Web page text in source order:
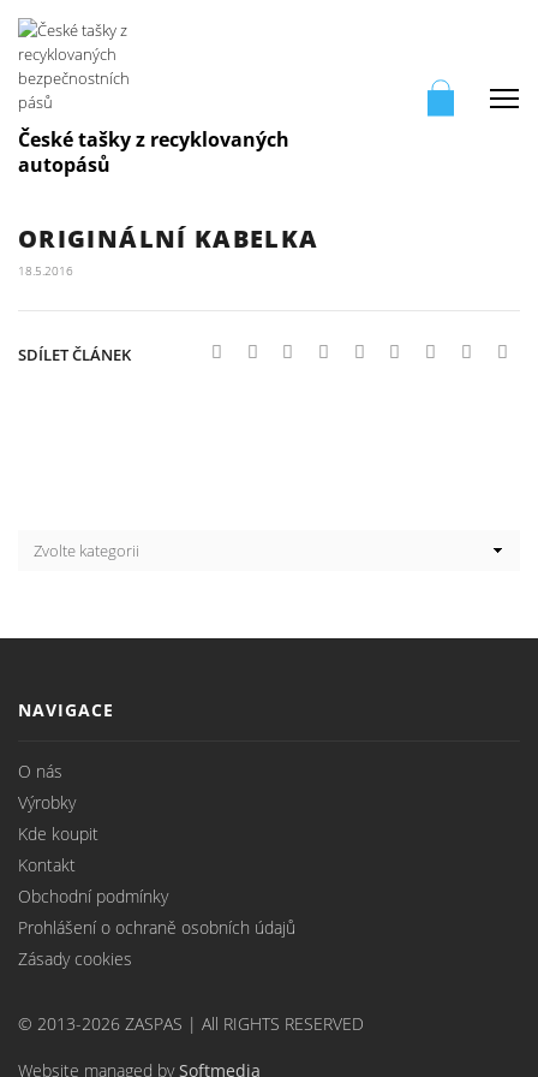
České tašky z recyklovaných
autopásů
ORIGINÁLNÍ KABELKA
18.5.2016
SDÍLET ČLÁNEK
NAVIGACE
O nás
Výrobky
Kde koupit
Kontakt
Obchodní podmínky
Prohlášení o ochraně osobních údajů
Zásady cookies
© 2013-2026 ZASPAS | All RIGHTS RESERVED
Website managed bySoftmedia